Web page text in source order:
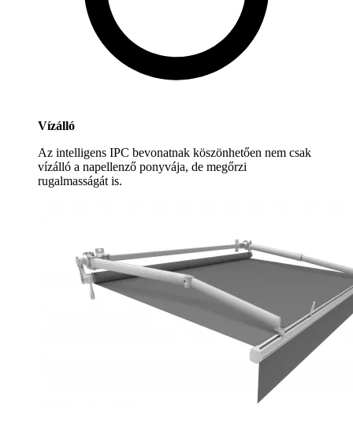
Vízálló
Az intelligens IPC bevonatnak köszönhetően nem csak
vízálló a napellenző ponyvája, de megőrzi
rugalmasságát is.